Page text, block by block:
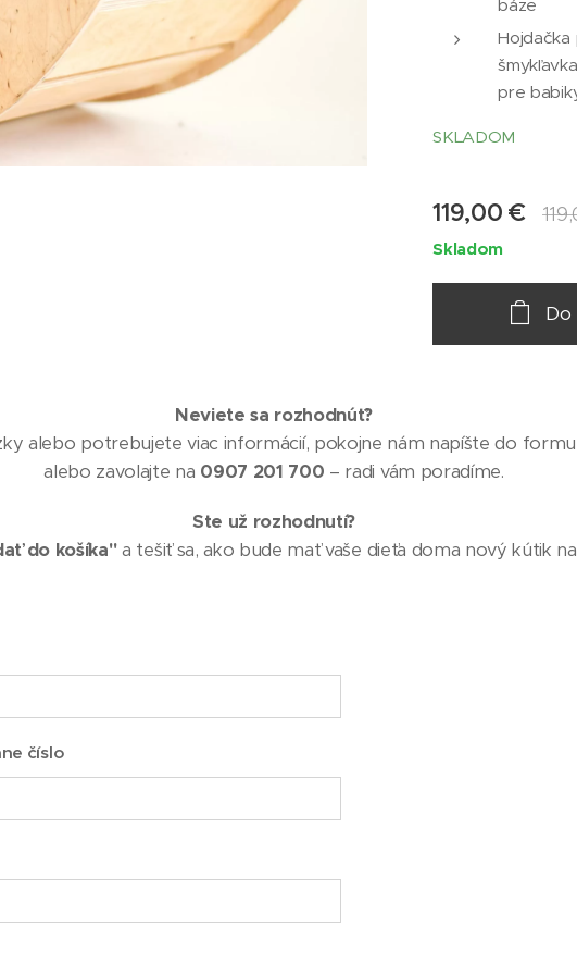
báze
Hojdačka
pre
SKLADOM
119,00 €
Skladom
Do
Neviete sa rozhodnúť?
alebo potrebujete viac informácií, pokojne nám napíšte do
alebo zavolajte na 0907 201 700 – radi vám poradíme.
Ste už rozhodnutí?
do košíka"a tešiť sa, ako bude mať vaše dieťa doma nový kútik
číslo